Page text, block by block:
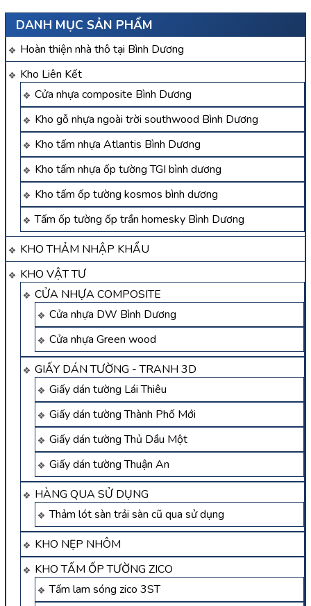
DANH MỤC SẢN PHẨM
Hoàn thiện nhà thô tại Bình Dương
Kho Liên Kết
Cửa nhựa composite Bình Dương
Kho gỗ nhựa ngoài trời southwood Bình Dương
Kho tấm nhựa Atlantis Bình Dương
Kho tấm nhựa ốp tường TGI bình dương
Kho tấm ốp tường kosmos bình dương
Tấm ốp tường ốp trần homesky Bình Dương
KHO THẢM NHẬP KHẨU
KHO VẬT TƯ
CỬA NHỰA COMPOSITE
Cửa nhựa DW Bình Dương
Cửa nhựa Green wood
GIẤY DÁN TƯỜNG - TRANH 3D
Giấy dán tường Lái Thiêu
Giấy dán tường Thành Phố Mới
Giấy dán tường Thủ Dầu Một
Giấy dán tường Thuận An
HÀNG QUA SỬ DỤNG
Thảm lót sàn trải sàn cũ qua sử dụng
KHO NẸP NHÔM
KHO TẤM ỐP TƯỜNG ZICO
Tấm lam sóng zico 3ST